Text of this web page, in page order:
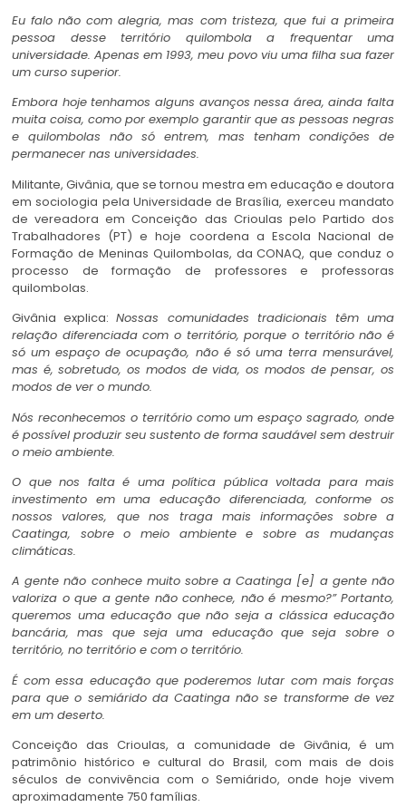
Eu falo não com alegria, mas com tristeza, que fui a primeira
pessoa desse território quilombola a frequentar uma
universidade. Apenas em 1993, meu povo viu uma filha sua fazer
um curso superior.
Embora hoje tenhamos alguns avanços nessa área, ainda falta
muita coisa, como por exemplo garantir que as pessoas negras
e quilombolas não só entrem, mas tenham condições de
permanecer nas universidades.
Militante, Givânia, que se tornou mestra em educação e doutora
em sociologia pela Universidade de Brasília, exerceu mandato
de vereadora em Conceição das Crioulas pelo Partido dos
Trabalhadores (PT) e hoje coordena a Escola Nacional de
Formação de Meninas Quilombolas, da CONAQ, que conduz o
processo de formação de professores e professoras
quilombolas.
Givânia explica:Nossas comunidades tradicionais têm uma
relação diferenciada com o território, porque o território não é
só um espaço de ocupação, não é só uma terra mensurável,
mas é, sobretudo, os modos de vida, os modos de pensar, os
modos de ver o mundo.
Nós reconhecemos o território como um espaço sagrado, onde
é possível produzir seu sustento de forma saudável sem destruir
o meio ambiente.
O que nos falta é uma política pública voltada para mais
investimento em uma educação diferenciada, conforme os
nossos valores, que nos traga mais informações sobre a
Caatinga, sobre o meio ambiente e sobre as mudanças
climáticas.
A gente não conhece muito sobre a Caatinga [e] a gente não
valoriza o que a gente não conhece, não é mesmo?” Portanto,
queremos uma educação que não seja a clássica educação
bancária, mas que seja uma educação que seja sobre o
território, no território e com o território.
É com essa educação que poderemos lutar com mais forças
para que o semiárido da Caatinga não se transforme de vez
em um deserto.
Conceição das Crioulas, a comunidade de Givânia, é um
patrimônio histórico e cultural do Brasil, com mais de dois
séculos de convivência com o Semiárido, onde hoje vivem
aproximadamente 750 famílias.